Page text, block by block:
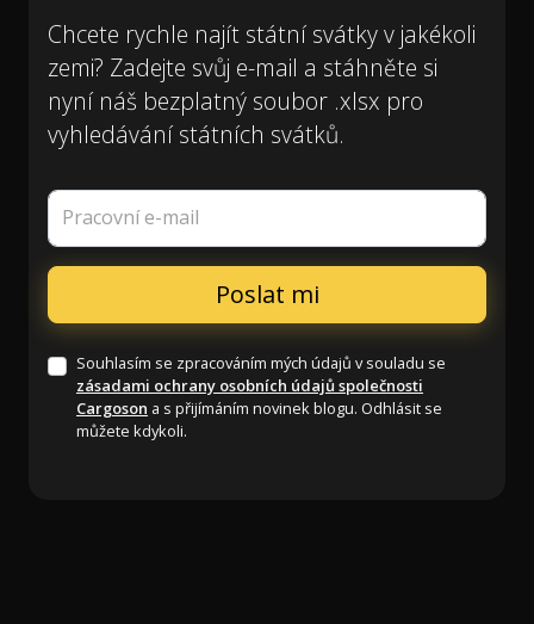
Chcete rychle najít státní svátky v jakékoli
zemi? Zadejte svůj e-mail a stáhněte si
nyní náš bezplatný soubor .xlsx pro
vyhledávání státních svátků.
Pracovní e-mail
Souhlasím se zpracováním mých údajů v souladu se
zásadami ochrany osobních údajů společnosti
Cargoson a s přijímáním novinek blogu. Odhlásit se
můžete kdykoli.